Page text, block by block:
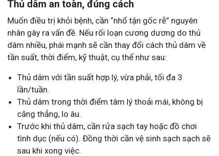
Thủ dâm an toàn, đúng cách
Muốn điều trị khỏi bệnh, cần “nhổ tận gốc rễ” nguyên
nhân gây ra vấn đề. Nếu rối loạn cương dương do thủ
dâm nhiều, phái mạnh sẽ cần thay đổi cách thủ dâm về
tần suất, thời điểm, kỹ thuật, cụ thể như sau:
Thủ dâm với tần suất hợp lý, vừa phải, tối đa 3
lần/tuần.
Thủ dâm trong thời điểm tâm lý thoải mái, không bị
căng thẳng, lo âu.
Trước khi thủ dâm, cần rửa sạch tay hoặc đồ chơi
tình dục (nếu có). Đồng thời cần vệ sinh sạch sạch sẽ
sau khi xong việc.